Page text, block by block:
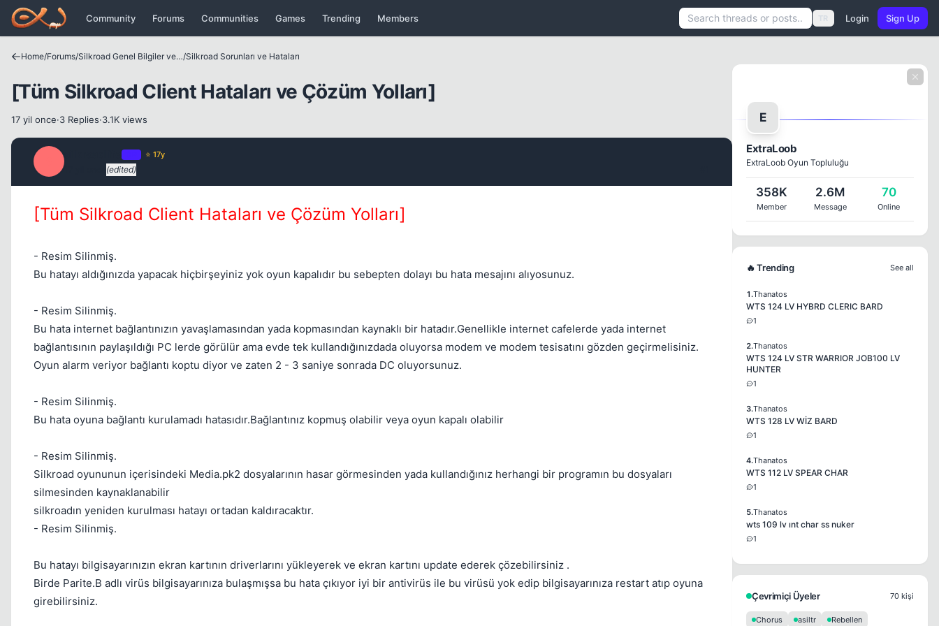
Icerige atla
Community Forums Communities Games Trending Members TR Login Sign Up
Home/Forums/ Silkroad Genel Bilgiler ve Update Bilgileri/Silkroad Sorunları ve Hataları
[Tüm Silkroad Client Hataları ve Çözüm Yolları]
17 yil once·3 Replies·3.1K views
⭐ 17y
(edited)
[Tüm Silkroad Client Hataları ve Çözüm Yolları]
- Resim Silinmiş.
Bu hatayı aldığınızda yapacak hiçbirşeyiniz yok oyun kapalıdır bu sebepten dolayı bu hata mesajını alıyosunuz.
- Resim Silinmiş.
Bu hata internet bağlantınızın yavaşlamasından yada kopmasından kaynaklı bir hatadır.Genellikle internet cafelerde yada internet
bağlantısının paylaşıldığı PC lerde görülür ama evde tek kullandığınızdada oluyorsa modem ve modem tesisatını gözden geçirmelisiniz.
Oyun alarm veriyor bağlantı koptu diyor ve zaten 2 - 3 saniye sonrada DC oluyorsunuz.
- Resim Silinmiş.
Bu hata oyuna bağlantı kurulamadı hatasıdır.Bağlantınız kopmuş olabilir veya oyun kapalı olabilir
- Resim Silinmiş.
Silkroad oyununun içerisindeki Media.pk2 dosyalarının hasar görmesinden yada kullandığınız herhangi bir programın bu dosyaları
silmesinden kaynaklanabilir
silkroadın yeniden kurulması hatayı ortadan kaldıracaktır.
- Resim Silinmiş.
Bu hatayı bilgisayarınızın ekran kartının driverlarını yükleyerek ve ekran kartını update ederek çözebilirsiniz .
Birde Parite.B adlı virüs bilgisayarınıza bulaşmışsa bu hata çıkıyor iyi bir antivirüs ile bu virüsü yok edip bilgisayarınıza restart atıp oyuna
girebilirsiniz.
E
ExtraLoob
ExtraLoob Oyun Topluluğu
358K
Member
2.6M
Message
70
Online
🔥 Trending See all
1.Thanatos
WTS 124 LV HYBRD CLERIC BARD
1
2.Thanatos
WTS 124 LV STR WARRIOR JOB100 LV
HUNTER
1
3.Thanatos
WTS 128 LV WİZ BARD
1
4.Thanatos
WTS 112 LV SPEAR CHAR
1
5.Thanatos
wts 109 lv ınt char ss nuker
1
Çevrimiçi Üyeler 70 kişi
Chorus asiltr
Rebellen